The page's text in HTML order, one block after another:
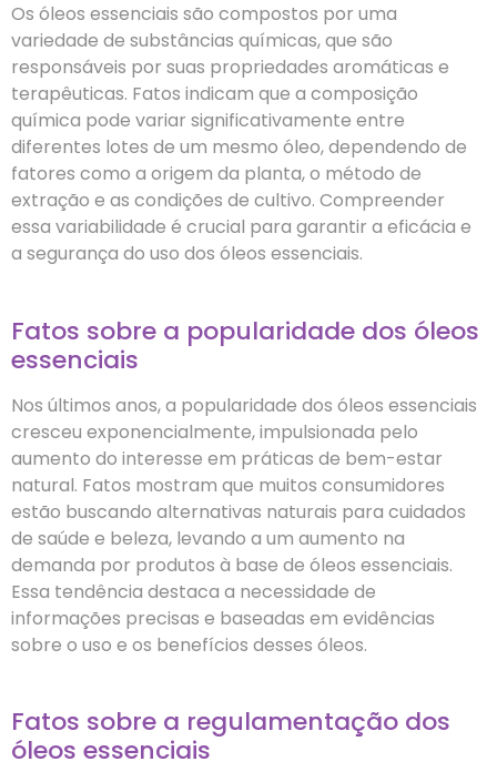
Os óleos essenciais são compostos por uma
variedade de substâncias químicas, que são
responsáveis por suas propriedades aromáticas e
terapêuticas. Fatos indicam que a composição
química pode variar significativamente entre
diferentes lotes de um mesmo óleo, dependendo de
fatores como a origem da planta, o método de
extração e as condições de cultivo. Compreender
essa variabilidade é crucial para garantir a eficácia e
a segurança do uso dos óleos essenciais.
Fatos sobre a popularidade dos óleos
essenciais
Nos últimos anos, a popularidade dos óleos essenciais
cresceu exponencialmente, impulsionada pelo
aumento do interesse em práticas de bem-estar
natural. Fatos mostram que muitos consumidores
estão buscando alternativas naturais para cuidados
de saúde e beleza, levando a um aumento na
demanda por produtos à base de óleos essenciais.
Essa tendência destaca a necessidade de
informações precisas e baseadas em evidências
sobre o uso e os benefícios desses óleos.
Fatos sobre a regulamentação dos
óleos essenciais